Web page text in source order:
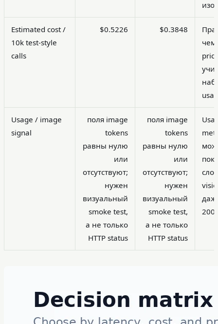
Estimated cost /
10k test-style
calls
$0.5226 $0.3848
чем
Usage / image
signal
поля image
tokens
равны нулю
или
отсутствуют;
нужен
визуальный
smoke test,
а не только
HTTP status
поля image
tokens
равны нулю
или
отсутствуют;
нужен
визуальный
smoke test,
а не только
HTTP status
200.